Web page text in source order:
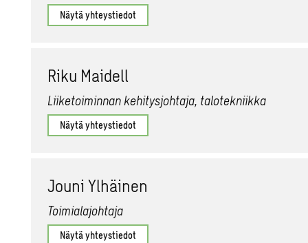
Näytä yhteystiedot
Riku Mai­dell
Liiketoiminnan kehitysjohtaja, talotekniikka
Näytä yhteystiedot
Jouni Yl­häi­nen
Toimialajohtaja
Näytä yhteystiedot